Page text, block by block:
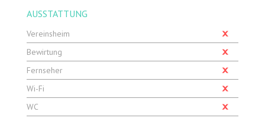
AUSSTATTUNG
Vereinsheim
Bewirtung
Fernseher
Wi-Fi
WC